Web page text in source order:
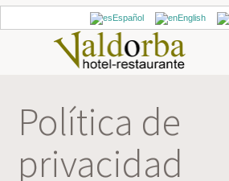
Español English
Política de
privacidad